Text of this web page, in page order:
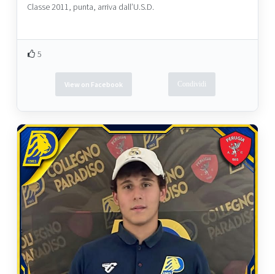
Classe 2011, punta, arriva dall’U.S.D.
5
View on Facebook Condividi